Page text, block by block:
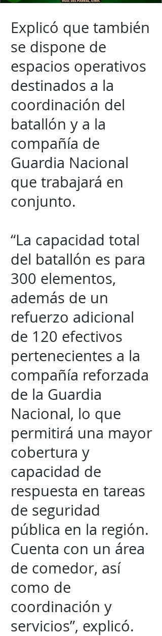
Explicó que también
se dispone de
espacios operativos
destinados a la
coordinación del
batallón y a la
compañía de
Guardia Nacional
que trabajará en
conjunto.
“La capacidad total
del batallón es para
300 elementos,
además de un
refuerzo adicional
de 120 efectivos
pertenecientes a la
compañía reforzada
de la Guardia
Nacional, lo que
permitirá una mayor
cobertura y
capacidad de
respuesta en tareas
de seguridad
pública en la región.
Cuenta con un área
de comedor, así
como de
coordinación y
servicios”, explicó.